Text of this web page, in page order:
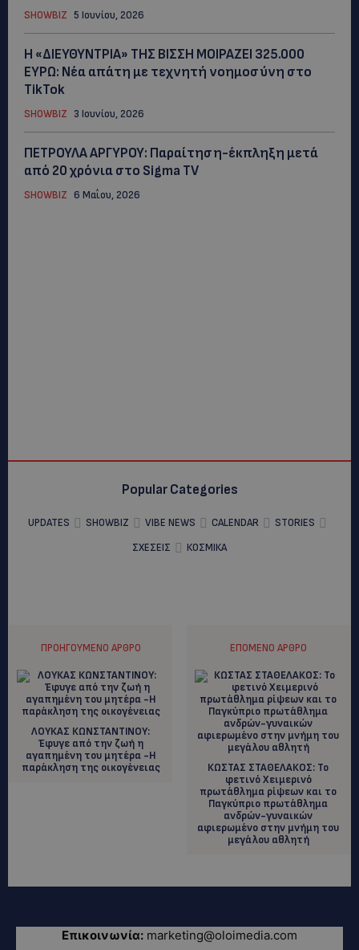
SHOWBIZ 5 Ιουνίου, 2026
Η «ΔΙΕΥΘΥΝΤΡΙΑ» ΤΗΣ ΒΙΣΣΗ ΜΟΙΡΑΖΕΙ 325.000
ΕΥΡΩ: Νέα απάτη με τεχνητή νοημοσύνη στο
TikTok
SHOWBIZ 3 Ιουνίου, 2026
ΠΕΤΡΟΥΛΑ ΑΡΓΥΡΟΥ: Παραίτηση-έκπληξη μετά
από 20 χρόνια στο Sigma TV
SHOWBIZ 6 Μαΐου, 2026
Popular Categories
UPDATES SHOWBIZ VIBE NEWS CALENDAR
STORIES
ΣΧΕΣΕΙΣ
ΚΟΣΜΙΚΑ
ΠΡΟΗΓΟΎΜΕΝΟ ΆΡΘΡΟ
ΛΟΥΚΑΣ ΚΩΝΣΤΑΝΤΙΝΟΥ:
Έφυγε από την ζωή η
αγαπημένη του μητέρα -Η
παράκληση της οικογένειας
ΕΠΌΜΕΝΟ ΆΡΘΡΟ
ΚΩΣΤΑΣ ΣΤΑΘΕΛΑΚΟΣ: Το
φετινό Χειμερινό
πρωτάθλημα ρίψεων και το
Παγκύπριο πρωτάθλημα
ανδρών-γυναικών
αφιερωμένο στην μνήμη του
μεγάλου αθλητή
Επικοινωνία: marketing@oloimedia.com